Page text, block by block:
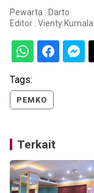
Pewarta : Darto
Editor : Vienty Kumala
Tags:
PEMKO
Terkait